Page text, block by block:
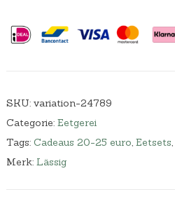
SKU: variation-24789
Categorie: Eetgerei
Tags: Cadeaus 20-25 euro, Eetsets,
Merk: Lässig